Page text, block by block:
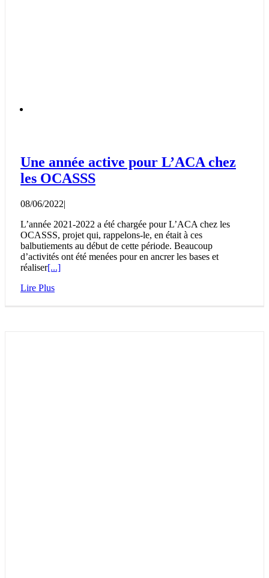
Une année active pour L’ACA chez
les OCASSS
08/06/2022|
L’année 2021-2022 a été chargée pour L’ACA chez les
OCASSS, projet qui, rappelons-le, en était à ces
balbutiements au début de cette période. Beaucoup
d’activités ont été menées pour en ancrer les bases et
réaliser[...]
Lire Plus